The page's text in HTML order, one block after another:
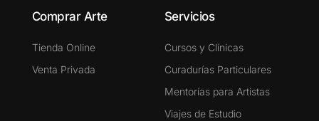
Comprar Arte
Tienda Online
Venta Privada
Servicios
Cursos y Clínicas
Curadurías Particulares
Mentorías para Artistas
Viajes de Estudio